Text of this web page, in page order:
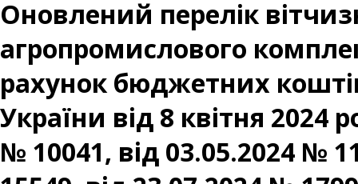
Оновлений перелік
агропромислового
рахунок бюджетних
України від 8 квітня 2024
№ 10041, від 03.05.2024 №